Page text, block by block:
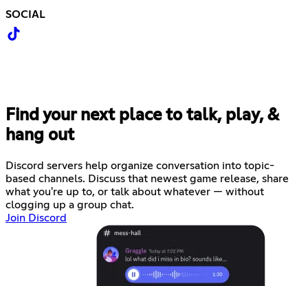
SOCIAL
Find your next place to talk, play, &
hang out
Discord servers help organize conversation into topic-
based channels. Discuss that newest game release, share
what you're up to, or talk about whatever — without
clogging up a group chat.
Join Discord